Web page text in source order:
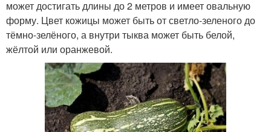
может достигать длины до 2 метров и имеет овальную
форму. Цвет кожицы может быть от светло-зеленого до
тёмно-зелёного, а внутри тыква может быть белой,
жёлтой или оранжевой.